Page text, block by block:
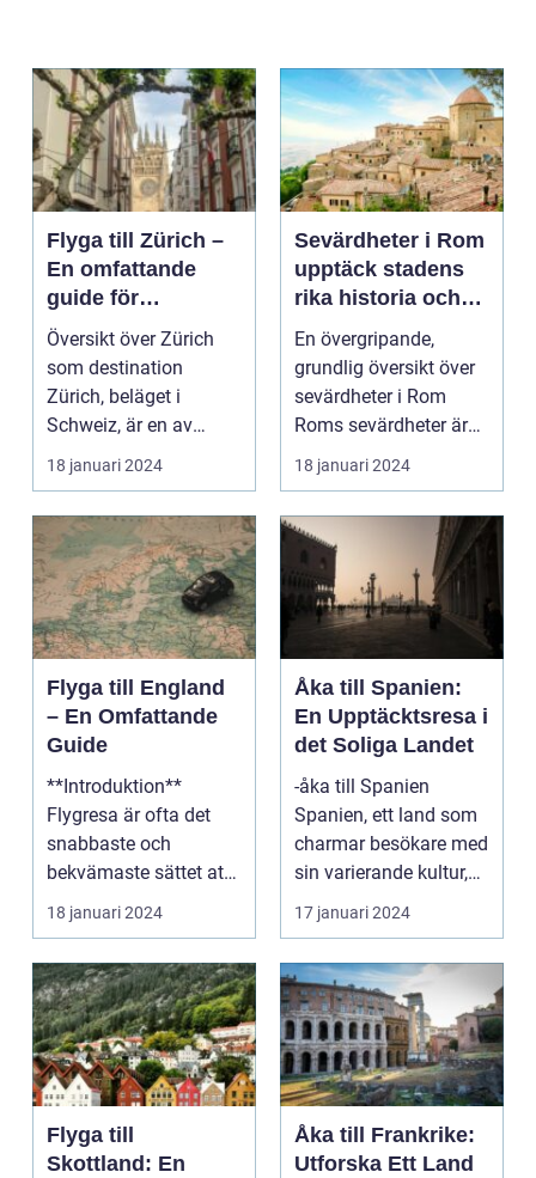
Flyga till Zürich –
En omfattande
guide för
resenärer
Översikt över Zürich
som destination
Zürich, beläget i
Schweiz, är en av
Europas mest
populära dest...
18 januari 2024
Sevärdheter i Rom
upptäck stadens
rika historia och
kulturella skatter
En övergripande,
grundlig översikt över
sevärdheter i Rom
Roms sevärdheter är
känt över hela världe...
18 januari 2024
Flyga till England
– En Omfattande
Guide
**Introduktion**
Flygresa är ofta det
snabbaste och
bekvämaste sättet att
resa till England från
ol...
18 januari 2024
Åka till Spanien:
En Upptäcktsresa i
det Soliga Landet
-åka till Spanien
Spanien, ett land som
charmar besökare med
sin varierande kultur,
vackra stränder...
17 januari 2024
Flyga till
Skottland: En
Åka till Frankrike:
Utforska Ett Land